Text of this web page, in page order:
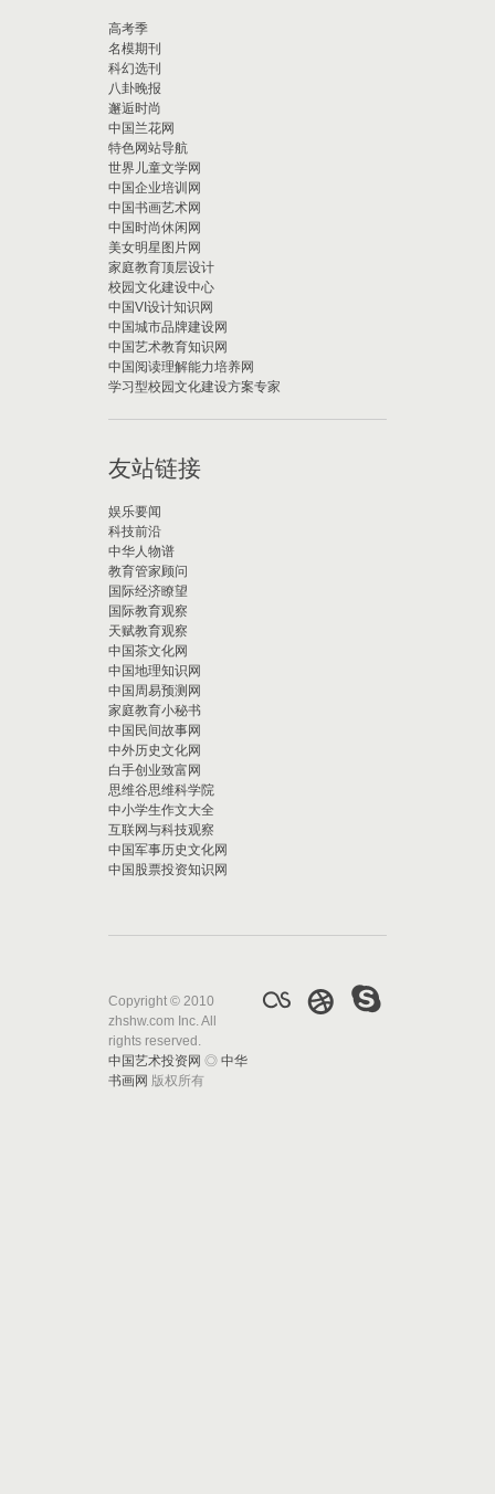
高考季
名模期刊
科幻选刊
八卦晚报
邂逅时尚
中国兰花网
特色网站导航
世界儿童文学网
中国企业培训网
中国书画艺术网
中国时尚休闲网
美女明星图片网
家庭教育顶层设计
校园文化建设中心
中国VI设计知识网
中国城市品牌建设网
中国艺术教育知识网
中国阅读理解能力培养网
学习型校园文化建设方案专家
友站链接
娱乐要闻
科技前沿
中华人物谱
教育管家顾问
国际经济瞭望
国际教育观察
天赋教育观察
中国茶文化网
中国地理知识网
中国周易预测网
家庭教育小秘书
中国民间故事网
中外历史文化网
白手创业致富网
思维谷思维科学院
中小学生作文大全
互联网与科技观察
中国军事历史文化网
中国股票投资知识网
Copyright © 2010
zhshw.com Inc. All
rights reserved.
中国艺术投资网 ◎ 中华
书画网 版权所有